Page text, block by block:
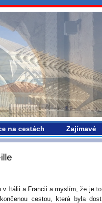
na cestách Zajímavé
v Itálii a Francii a myslím, že je to
cestou, která byla dost